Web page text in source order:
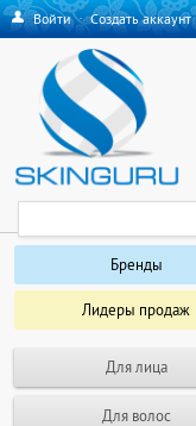
Войти·Создать аккаунт
Бренды
Лидеры продаж
Для лица
Для волос